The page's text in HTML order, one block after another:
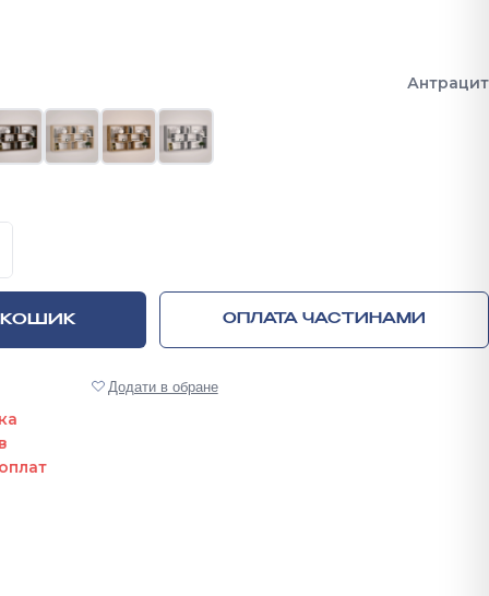
Антрацит
ОПЛАТА ЧАСТИНАМИ
Додати в обране